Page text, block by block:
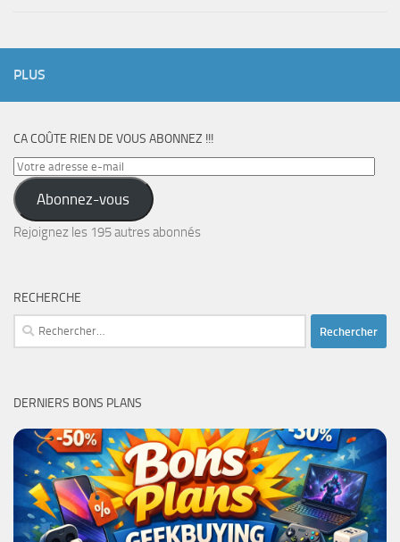
PLUS
CA COÛTE RIEN DE VOUS ABONNEZ !!!
Votre
adresse
e-
mail
Abonnez-vous
Rejoignez les 195 autres abonnés
RECHERCHE
Rechercher :
DERNIERS BONS PLANS